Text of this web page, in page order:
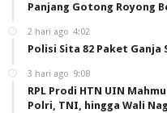
Panjang Gotong Royong
2 hari ago 4:02
Polisi Sita 82 Paket Ganja
3 hari ago 9:08
RPL Prodi HTN UIN
Polri, TNI, hingga Wali